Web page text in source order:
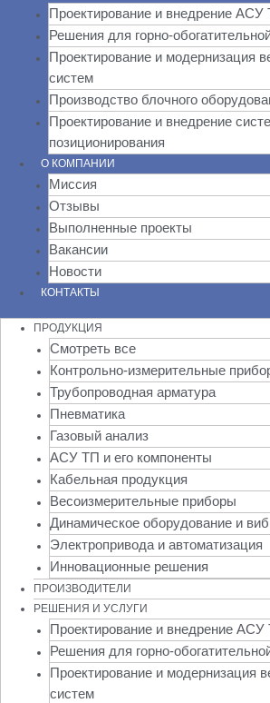
Проектирование и внедрение АСУ
Решения для горно-
Проектирование и модернизация
систем
Производство блочного
Проектирование и внедрение
позиционирования
О КОМПАНИИ
Миссия
Отзывы
Выполненные проекты
Вакансии
Новости
КОНТАКТЫ
ПРОДУКЦИЯ
Смотреть все
Контрольно-измерительные
Трубопроводная арматура
Пневматика
Газовый анализ
АСУ ТП и его компоненты
Кабельная продукция
Весоизмерительные приборы
Динамическое оборудование и
Электропривода и автоматизация
Инновационные решения
ПРОИЗВОДИТЕЛИ
РЕШЕНИЯ И УСЛУГИ
Проектирование и внедрение АСУ
Решения для горно-
Проектирование и модернизация
систем